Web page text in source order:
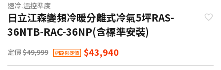
速冷.溫控準度
日立江森變頻冷暖分離式冷氣5坪RAS-
36NTB-RAC-36NP(含標準安裝)
定價 $49,999 網路限定價 $43,940